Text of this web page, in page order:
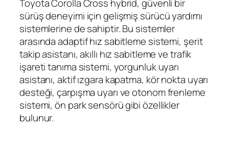
Toyota Corolla Cross hybrid, güvenli bir
sürüş deneyimi için gelişmiş sürücü yardımı
sistemlerine de sahiptir. Bu sistemler
arasında adaptif hız sabitleme sistemi, şerit
takip asistanı, akıllı hız sabitleme ve trafik
işareti tanıma sistemi, yorgunluk uyarı
asistanı, aktif ızgara kapatma, kör nokta uyarı
desteği, çarpışma uyarı ve otonom frenleme
sistemi, ön park sensörü gibi özellikler
bulunur.